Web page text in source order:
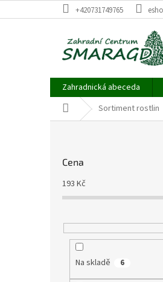
na
+420731749765
Zahradnická abeceda
Domů Sortiment rostlin
Cena
193 Kč
Na skladě 6